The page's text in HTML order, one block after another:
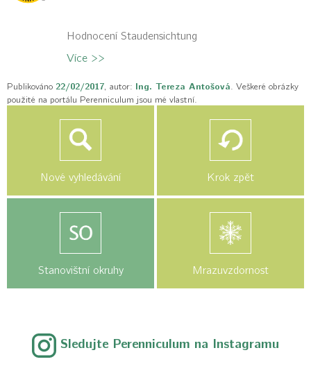
Hodnocení Staudensichtung
Více >>
Publikováno 22/02/2017, autor: Ing. Tereza Antošová. Veškeré obrázky
použité na portálu Perenniculum jsou mé vlastní.
Nové vyhledávání Krok zpět
Stanovištní okruhy Mrazuvzdornost
Sledujte Perenniculum na Instagramu